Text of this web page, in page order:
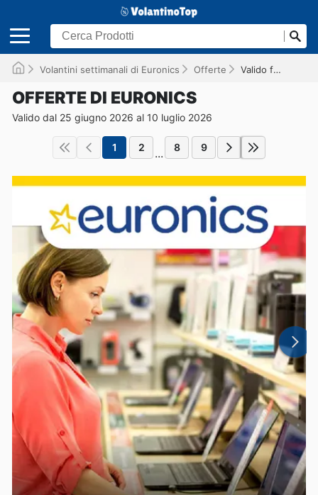
Volantini settimanali di Euronics Offerte Valido fino al 10/07/2026
OFFERTE DI EURONICS
Valido dal 25 giugno 2026 al 10 luglio 2026
1 2 ... 8 9